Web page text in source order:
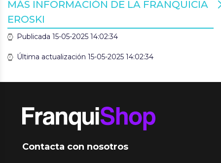
MÁS INFORMACIÓN DE LA FRANQUICIA
EROSKI
Publicada 15-05-2025 14:02:34
Última actualización 15-05-2025 14:02:34
Contacta con nosotros